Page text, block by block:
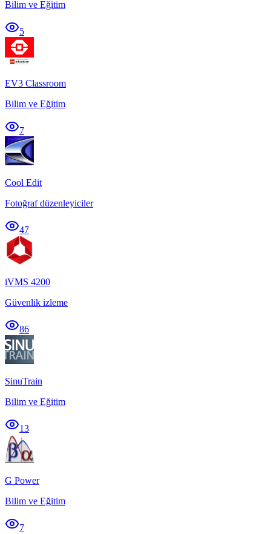
Bilim ve Eğitim
5
EV3 Classroom
Bilim ve Eğitim
7
Cool Edit
Fotoğraf düzenleyiciler
47
iVMS 4200
Güvenlik izleme
86
SinuTrain
Bilim ve Eğitim
13
G Power
Bilim ve Eğitim
7